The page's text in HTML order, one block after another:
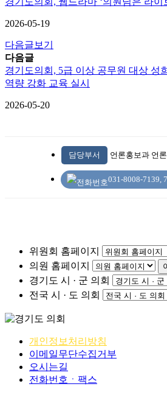
2026-05-19
다음글보기
다음글
경기도의회, 5급 이상 공무원 대상 성
역량 강화 교육 실시
2026-05-20
담당부서 언론홍보과 언
031-8008-7139,
위원회 홈페이지
의원 홈페이지
경기도 시 · 군 의회
전국 시 · 도 의회
개인정보처리방침
이메일무단수집거부
오시는길
전화번호ㆍ팩스